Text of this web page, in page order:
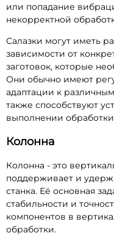
или попадание
некорректной
Салазки могут иметь
зависимости от
заготовок, которые
Они обычно имеют
адаптации к
также способствуют
выполнении
Колонна
Колонна - это
поддерживает и
станка. Её основная
стабильности и
компонентов в
обработки.